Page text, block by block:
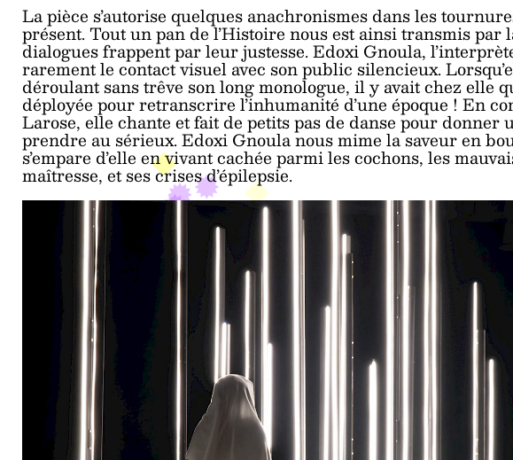
La pièce s’autorise quelques anachronismes dans les
présent. Tout un pan de l’Histoire nous est ainsi transmis par
dialogues frappent par leur justesse. Edoxi Gnoula,
rarement le contact visuel avec son public silencieux.
déroulant sans trêve son long monologue, il y avait chez elle
déployée pour retranscrire l’inhumanité d’une époque ! En
Larose, elle chante et fait de petits pas de danse pour donner
prendre au sérieux. Edoxi Gnoula nous mime la saveur en
s’empare d’elle en vivant cachée parmi les cochons, les
maîtresse, et ses crises d’épilepsie.